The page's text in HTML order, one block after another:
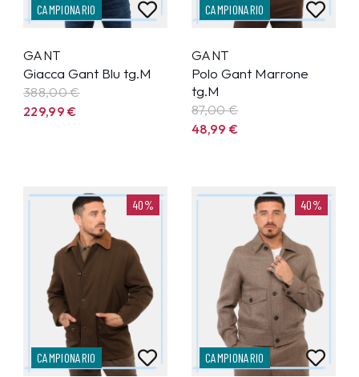
CAMPIONARIO
GANT
Giacca Gant Blu tg.M
388,00 €
229,99€
CAMPIONARIO
GANT
Polo Gant Marrone
tg.M
87,00 €
48,99€
40%
CAMPIONARIO
40%
CAMPIONARIO